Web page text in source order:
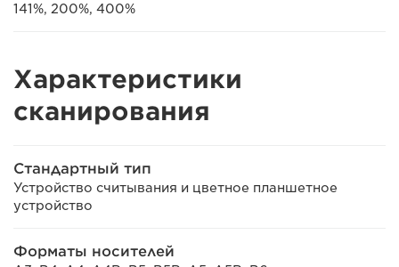
141%, 200%, 400%
Характеристики
сканирования
Стандартный тип
Устройство считывания и цветное планшетное
устройство
Форматы носителей